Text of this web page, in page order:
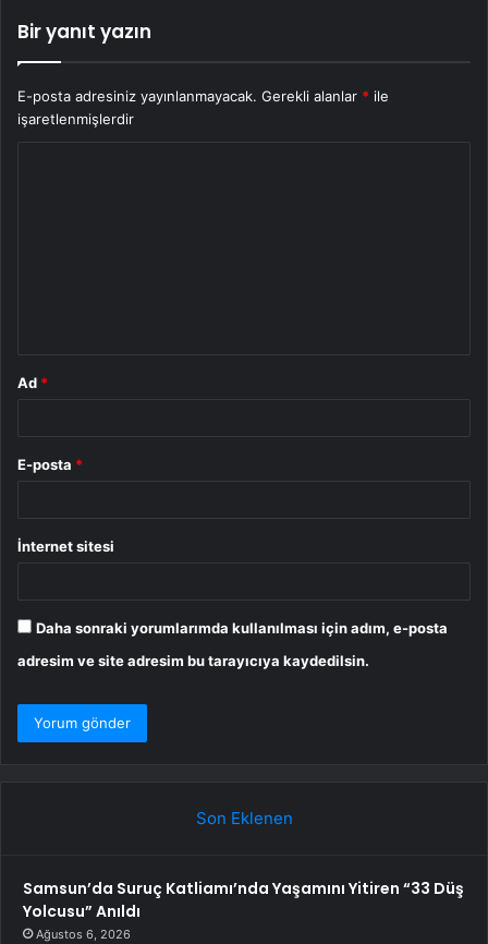
Bir yanıt yazın
E-posta adresiniz yayınlanmayacak. Gerekli alanlar * ile
işaretlenmişlerdir
Ad *
E-posta *
İnternet sitesi
Daha sonraki yorumlarımda kullanılması için adım, e-posta
adresim ve site adresim bu tarayıcıya kaydedilsin.
Son Eklenen
Samsun’da Suruç Katliamı’nda Yaşamını Yitiren “33 Düş
Yolcusu” Anıldı
Ağustos 6, 2026